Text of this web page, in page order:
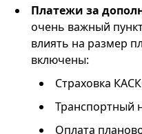
Платежи за
очень важный
влиять на размер
включены:
Страховка
Транспортный
Оплата